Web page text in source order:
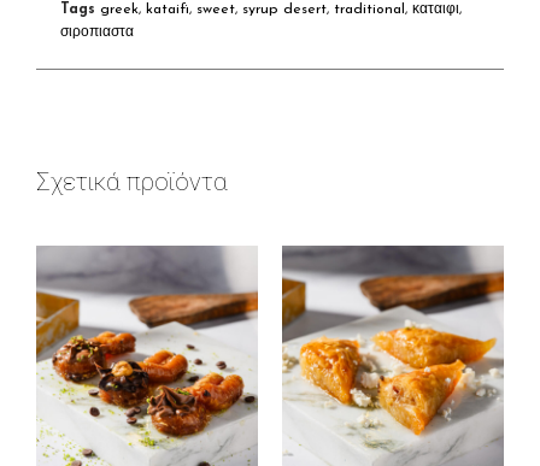
Tags greek, kataifi, sweet, syrup desert, traditional , καταιφι,
σιροπιαστα
Σχετικά προϊόντα